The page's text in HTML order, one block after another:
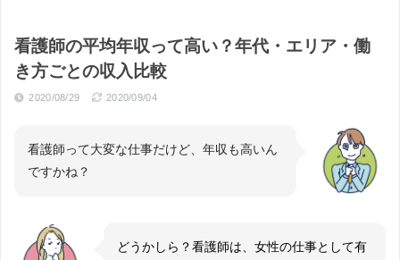
看護師の平均年収って高い？年代・エリア・働
き方ごとの収入比較
2020/08/29 2020/09/04
看護師って大変な仕事だけど、年収も高いん
ですかね？
どうかしら？看護師は、女性の仕事として有